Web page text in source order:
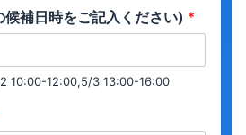
補日時をご記入ください) *
10:00-12:00,5/3 13:00-16:00